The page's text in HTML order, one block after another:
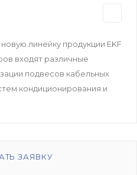
линейку продукции EKF
входят различные
подвесов кабельных
кондиционирования и
ЗАЯВКУ